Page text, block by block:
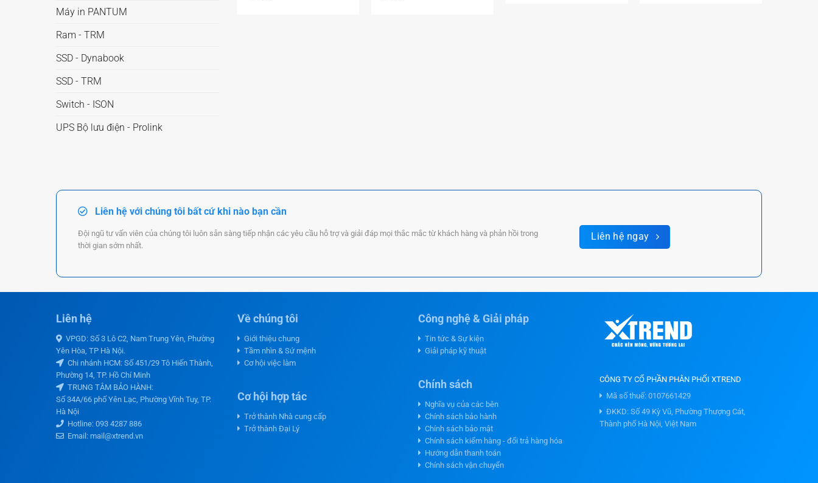
Máy in PANTUM
Ram - TRM
SSD - Dynabook
SSD - TRM
Switch - ISON
UPS Bộ lưu điện - Prolink
Liên hệ với chúng tôi bất cứ khi nào bạn cần
Đội ngũ tư vấn viên của chúng tôi luôn sẵn sàng tiếp nhận các yêu cầu hỗ trợ và giải đáp mọi thắc mắc từ khách hàng và phản hồi trong
thời gian sớm nhất.
Liên hệ ngay
Liên hệ
VPGD: Số 3 Lô C2, Nam Trung Yên, Phường
Yên Hòa, TP Hà Nội.
Chi nhánh HCM: Số 451/29 Tô Hiến Thành,
Phường 14, TP. Hồ Chí Minh
TRUNG TÂM BẢO HÀNH:
Số 34A/66 phố Yên Lạc, Phường Vĩnh Tuy, TP.
Hà Nội
Hotline: 093 4287 886
Email: mail@xtrend.vn
Về chúng tôi
Giới thiệu chung
Tầm nhìn & Sứ mệnh
Cơ hội việc làm
Cơ hội hợp tác
Trở thành Nhà cung cấp
Trở thành Đại Lý
Công nghệ & Giải pháp
Tin tức & Sự kiện
Giải pháp kỹ thuật
Chính sách
Nghĩa vụ của các bên
Chính sách bảo hành
Chính sách bảo mật
Chính sách kiểm hàng - đổi trả hàng hóa
Hướng dẫn thanh toán
Chính sách vận chuyển
CÔNG TY CỔ PHẦN PHÂN PHỐI XTREND
Mã số thuế: 0107661429
ĐKKD: Số 49 Kỳ Vũ, Phường Thượng Cát,
Thành phố Hà Nội, Việt Nam